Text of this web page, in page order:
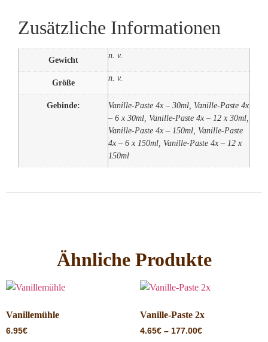
Zusätzliche Informationen
Gewicht n. v.
Größe n. v.
Gebinde:
Vanille-Paste 4x – 30ml, Vanille-Paste 4x
– 6 x 30ml, Vanille-Paste 4x – 12 x 30ml,
Vanille-Paste 4x – 150ml, Vanille-Paste
4x – 6 x 150ml, Vanille-Paste 4x – 12 x
150ml
Ähnliche Produkte
Vanillemühle
6.95€
Vanille-Paste 2x
4.65€ – 177.00€